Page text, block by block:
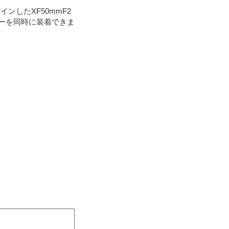
ンしたXF50mmF2
を同時に装着できま